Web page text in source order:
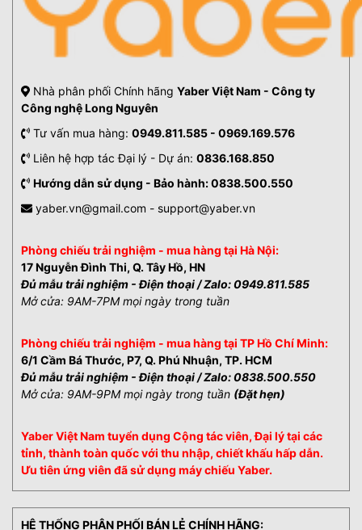
Nhà phân phối Chính hãng Yaber Việt Nam - Công ty
Công nghệ Long Nguyên
Tư vấn mua hàng: 0949.811.585 - 0969.169.576
Liên hệ hợp tác Đại lý - Dự án: 0836.168.850
Hướng dẫn sử dụng - Bảo hành: 0838.500.550
yaber.vn@gmail.com - support@yaber.vn
Phòng chiếu trải nghiệm - mua hàng tại Hà Nội:
17 Nguyễn Đình Thi, Q. Tây Hồ, HN
Đủ mẫu trải nghiệm - Điện thoại / Zalo: 0949.811.585
Mở cửa: 9AM-7PM mọi ngày trong tuần
Phòng chiếu trải nghiệm - mua hàng tại TP Hồ Chí Minh:
6/1 Cầm Bá Thước, P7, Q. Phú Nhuận, TP. HCM
Đủ mẫu trải nghiệm - Điện thoại / Zalo: 0838.500.550
Mở cửa: 9AM-9PM mọi ngày trong tuần (Đặt hẹn)
Yaber Việt Nam tuyển dụng Cộng tác viên, Đại lý tại các
tỉnh, thành toàn quốc với thu nhập, chiết khấu hấp dẫn.
Ưu tiên ứng viên đã sử dụng máy chiếu Yaber.
HỆ THỐNG PHÂN PHỐI BÁN LẺ CHÍNH HÃNG: